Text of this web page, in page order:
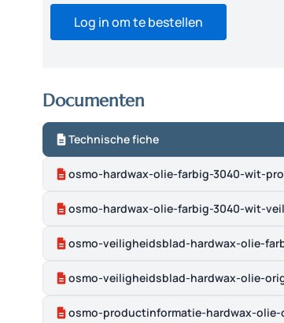
Log in om te bestellen
Documenten
Technische fiche
osmo-hardwax-olie-farbig-3040-wit-
osmo-hardwax-olie-farbig-3040-wit-
osmo-veiligheidsblad-hardwax-olie-
osmo-veiligheidsblad-hardwax-olie-
osmo-productinformatie-hardwax-